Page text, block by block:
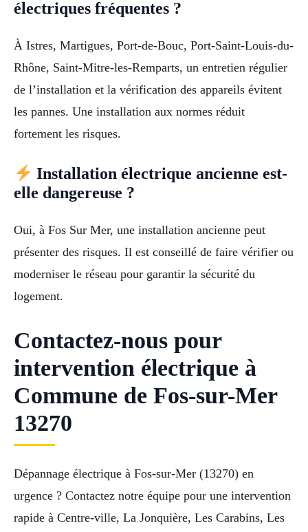
électriques fréquentes ?
À Istres, Martigues, Port-de-Bouc, Port-Saint-Louis-du-
Rhône, Saint-Mitre-les-Remparts, un entretien régulier
de l’installation et la vérification des appareils évitent
les pannes. Une installation aux normes réduit
fortement les risques.
Installation électrique ancienne est-
elle dangereuse ?
Oui, à Fos Sur Mer, une installation ancienne peut
présenter des risques. Il est conseillé de faire vérifier ou
moderniser le réseau pour garantir la sécurité du
logement.
Contactez-nous pour
intervention électrique à
Commune de Fos-sur-Mer
13270
Dépannage électrique à Fos-sur-Mer (13270) en
urgence ? Contactez notre équipe pour une intervention
rapide à Centre-ville, La Jonquière, Les Carabins, Les